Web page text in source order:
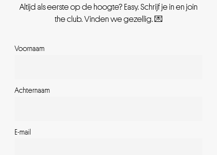
Altijd als eerste op de hoogte? Easy. Schrijf je in en join
the club. Vinden we gezellig. 💌
Voornaam
Achternaam
E-mail